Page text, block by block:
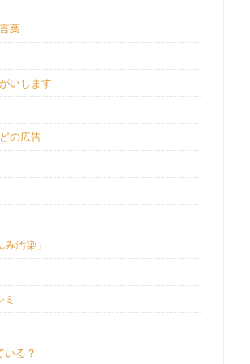
葉
いします
の広告
汚染」
いる？